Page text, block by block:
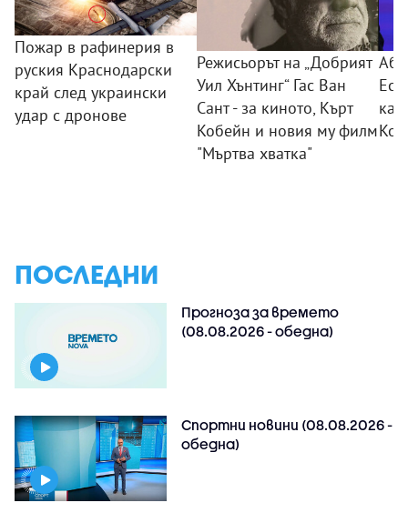
Пожар в рафинерия в
руския Краснодарски
край след украински
удар с дронове
Режисьорът на „Добрият
Уил Хънтинг“ Гас Ван
Сант - за киното, Кърт
Кобейн и новия му филм
"Мъртва хватка"
ПОСЛЕДНИ
Прогноза за времето
(08.08.2026 - обедна)
Спортни новини (08.08.2026 -
обедна)